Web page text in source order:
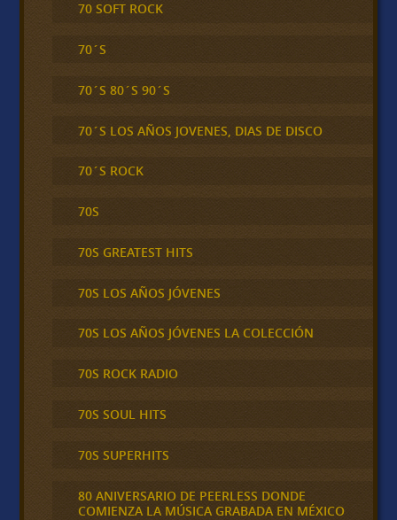
70 SOFT ROCK
70´S
70´S 80´S 90´S
70´S LOS AÑOS JOVENES, DIAS DE DISCO
70´S ROCK
70S
70S GREATEST HITS
70S LOS AÑOS JÓVENES
70S LOS AÑOS JÓVENES LA COLECCIÓN
70S ROCK RADIO
70S SOUL HITS
70S SUPERHITS
80 ANIVERSARIO DE PEERLESS DONDE
COMIENZA LA MÚSICA GRABADA EN MÉXICO